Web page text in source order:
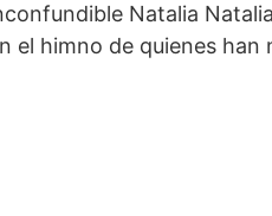
Natalia
el himno de quienes